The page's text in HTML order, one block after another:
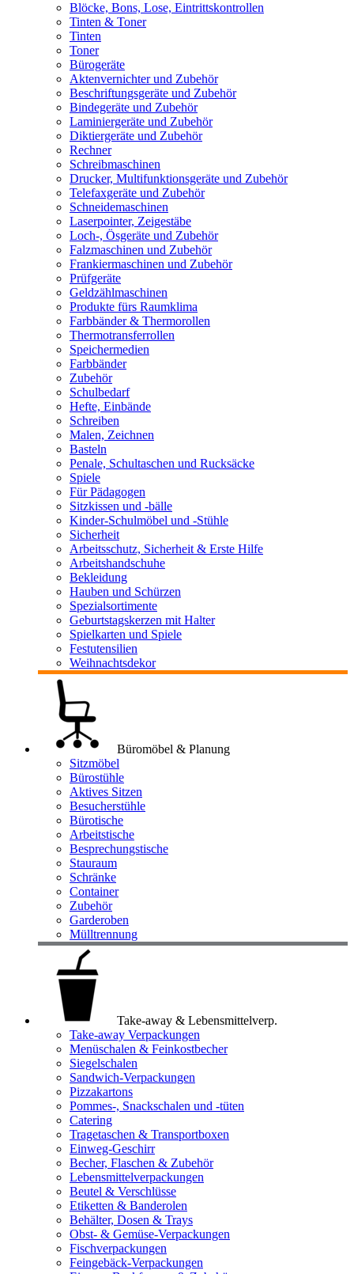
Blöcke, Bons, Lose, Eintrittskontrollen
Tinten & Toner
Tinten
Toner
Bürogeräte
Aktenvernichter und Zubehör
Beschriftungsgeräte und Zubehör
Bindegeräte und Zubehör
Laminiergeräte und Zubehör
Diktiergeräte und Zubehör
Rechner
Schreibmaschinen
Drucker, Multifunktionsgeräte und Zubehör
Telefaxgeräte und Zubehör
Schneidemaschinen
Laserpointer, Zeigestäbe
Loch-, Ösgeräte und Zubehör
Falzmaschinen und Zubehör
Frankiermaschinen und Zubehör
Prüfgeräte
Geldzählmaschinen
Produkte fürs Raumklima
Farbbänder & Thermorollen
Thermotransferrollen
Speichermedien
Farbbänder
Zubehör
Schulbedarf
Hefte, Einbände
Schreiben
Malen, Zeichnen
Basteln
Penale, Schultaschen und Rucksäcke
Spiele
Für Pädagogen
Sitzkissen und -bälle
Kinder-Schulmöbel und -Stühle
Sicherheit
Arbeitsschutz, Sicherheit & Erste Hilfe
Arbeitshandschuhe
Bekleidung
Hauben und Schürzen
Spezialsortimente
Geburtstagskerzen mit Halter
Spielkarten und Spiele
Festutensilien
Weihnachtsdekor
Büromöbel & Planung
Sitzmöbel
Bürostühle
Aktives Sitzen
Besucherstühle
Bürotische
Arbeitstische
Besprechungstische
Stauraum
Schränke
Container
Zubehör
Garderoben
Mülltrennung
Take-away & Lebensmittelverp.
Take-away Verpackungen
Menüschalen & Feinkostbecher
Siegelschalen
Sandwich-Verpackungen
Pizzakartons
Pommes-, Snackschalen und -tüten
Catering
Tragetaschen & Transportboxen
Einweg-Geschirr
Becher, Flaschen & Zubehör
Lebensmittelverpackungen
Beutel & Verschlüsse
Etiketten & Banderolen
Behälter, Dosen & Trays
Obst- & Gemüse-Verpackungen
Fischverpackungen
Feingebäck-Verpackungen